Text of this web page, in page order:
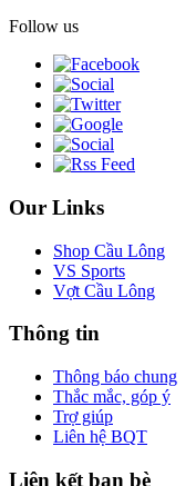
Follow us
Our Links
Shop Cầu Lông
VS Sports
Vợt Cầu Lông
Thông tin
Thông báo chung
Thắc mắc, góp ý
Trợ giúp
Liên hệ BQT
Liên kết bạn bè